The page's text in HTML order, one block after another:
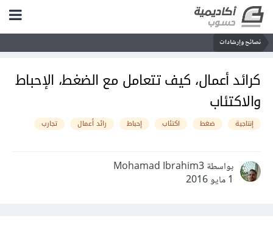
نصائح وإرشادات
كرائد أعمال، كيف تتعامل مع الضغط، الإحباط
والاكتئاب
إنتاجية ضغط اكتئاب إحباط رائد أعمال تجارب
بواسطة Mohamad Ibrahim3
1 مايو 2016